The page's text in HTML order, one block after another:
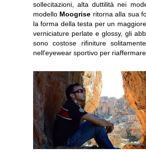
sollecitazioni, alta duttilità nei
modello Moogrise ritorna alla sua
la forma della testa per un
verniciature perlate e glossy, gli
sono costose rifiniture
nell'eyewear sportivo per